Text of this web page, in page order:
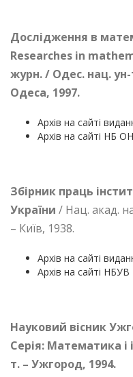
Дослідження в
Researches in
журн. / Одес. нац. ун-
Одеса, 1997.
Архів на сайті
Архів на сайті НБ
Збірник праць
України / Нац. акад.
– Київ, 1938.
Архів на сайті
Архів на сайті НБУВ
Науковий вісник
Серія: Математика
т. – Ужгород, 1994.